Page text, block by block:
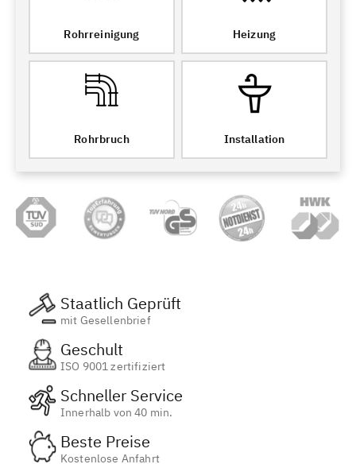
Rohrreinigung Heizung
Rohrbruch Installation
Staatlich Geprüft
mit Gesellenbrief
Geschult
ISO 9001 zertifiziert
Schneller Service
Innerhalb von 40 min.
Beste Preise
Kostenlose Anfahrt